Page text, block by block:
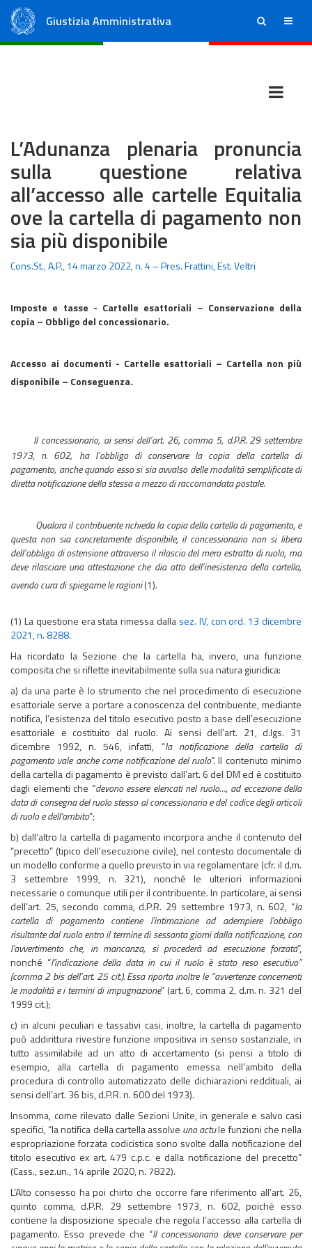
Giustizia Amministrativa ricerca menu
L’Adunanza plenaria pronuncia
sulla questione relativa
all’accesso alle cartelle Equitalia
ove la cartella di pagamento non
sia più disponibile
Cons.St., A.P., 14 marzo 2022, n. 4 – Pres. Frattini, Est. Veltri
Imposte e tasse - Cartelle esattoriali – Conservazione della
copia – Obbligo del concessionario.
Accesso ai documenti - Cartelle esattoriali – Cartella non più
disponibile – Conseguenza.
Il concessionario, ai sensi dell’art. 26, comma 5, d.P.R. 29 settembre
1973, n. 602, ha l’obbligo di conservare la copia della cartella di
pagamento, anche quando esso si sia avvalso delle modalità semplificate di
diretta notificazione della stessa a mezzo di raccomandata postale.
Qualora il contribuente richieda la copia della cartella di pagamento, e
questa non sia concretamente disponibile, il concessionario non si libera
dell’obbligo di ostensione attraverso il rilascio del mero estratto di ruolo, ma
deve rilasciare una attestazione che dia atto dell’inesistenza della cartella,
avendo cura di spiegarne le ragioni(1).
(1) La questione era stata rimessa dalla sez. IV, con ord. 13 dicembre
2021, n. 8288.
Ha ricordato la Sezione che la cartella ha, invero, una funzione
composita che si riflette inevitabilmente sulla sua natura giuridica:
a) da una parte è lo strumento che nel procedimento di esecuzione
esattoriale serve a portare a conoscenza del contribuente, mediante
notifica, l’esistenza del titolo esecutivo posto a base dell’esecuzione
esattoriale e costituito dal ruolo. Ai sensi dell’art. 21, d.lgs. 31
dicembre 1992, n. 546, infatti, “la notificazione della cartella di
pagamento vale anche come notificazione del ruolo”. Il contenuto minimo
della cartella di pagamento è previsto dall’art. 6 del DM ed è costituito
dagli elementi che “devono essere elencati nel ruolo…, ad eccezione della
data di consegna del ruolo stesso al concessionario e del codice degli articoli
di ruolo e dell'ambito”;
b) dall’altro la cartella di pagamento incorpora anche il contenuto del
“precetto” (tipico dell’esecuzione civile), nel contesto documentale di
un modello conforme a quello previsto in via regolamentare (cfr. il d.m.
3 settembre 1999, n. 321), nonché le ulteriori informazioni
necessarie o comunque utili per il contribuente. In particolare, ai sensi
dell’art. 25, secondo comma, d.P.R. 29 settembre 1973, n. 602, “la
cartella di pagamento contiene l'intimazione ad adempiere l'obbligo
risultante dal ruolo entro il termine di sessanta giorni dalla notificazione, con
l'avvertimento che, in mancanza, si procederà ad esecuzione forzata”,
nonché “l'indicazione della data in cui il ruolo è stato reso esecutivo”
(comma 2 bis dell’art. 25 cit.). Essa riporta inoltre le “avvertenze concernenti
le modalità e i termini di impugnazione” (art. 6, comma 2, d.m. n. 321 del
1999 cit.);
c) in alcuni peculiari e tassativi casi, inoltre, la cartella di pagamento
può addirittura rivestire funzione impositiva in senso sostanziale, in
tutto assimilabile ad un atto di accertamento (si pensi a titolo di
esempio, alla cartella di pagamento emessa nell’ambito della
procedura di controllo automatizzato delle dichiarazioni reddituali, ai
sensi dell’art. 36 bis, d.P.R. n. 600 del 1973).
Insomma, come rilevato dalle Sezioni Unite, in generale e salvo casi
specifici, “la notifica della cartella assolve uno actule funzioni che nella
espropriazione forzata codicistica sono svolte dalla notificazione del
titolo esecutivo ex art. 479 c.p.c. e dalla notificazione del precetto”
(Cass., sez.un., 14 aprile 2020, n. 7822).
L’Alto consesso ha poi chirto che occorre fare riferimento all’art. 26,
quinto comma, d.P.R. 29 settembre 1973, n. 602, poiché esso
contiene la disposizione speciale che regola l’accesso alla cartella di
pagamento. Esso prevede che “Il concessionario deve conservare per